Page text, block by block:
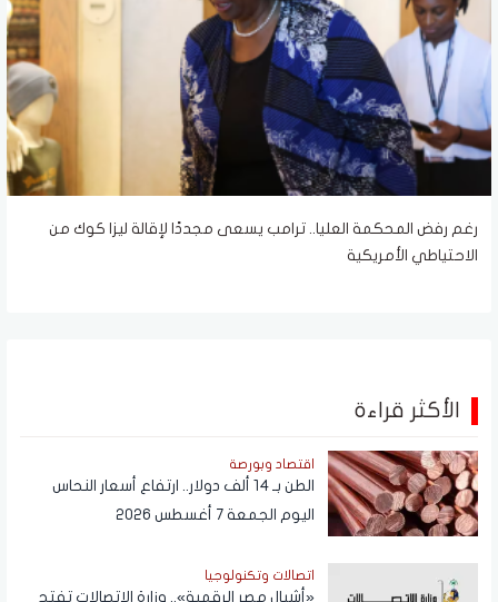
رغم رفض المحكمة العليا.. ترامب يسعى مجددًا لإقالة ليزا كوك من
الاحتياطي الأمريكية
الأكثر قراءة
اقتصاد وبورصة
الطن بـ 14 ألف دولار.. ارتفاع أسعار النحاس
اليوم الجمعة 7 أغسطس 2026
اتصالات وتكنولوجيا
«أشبال مصر الرقمية».. وزارة الاتصالات تفتح